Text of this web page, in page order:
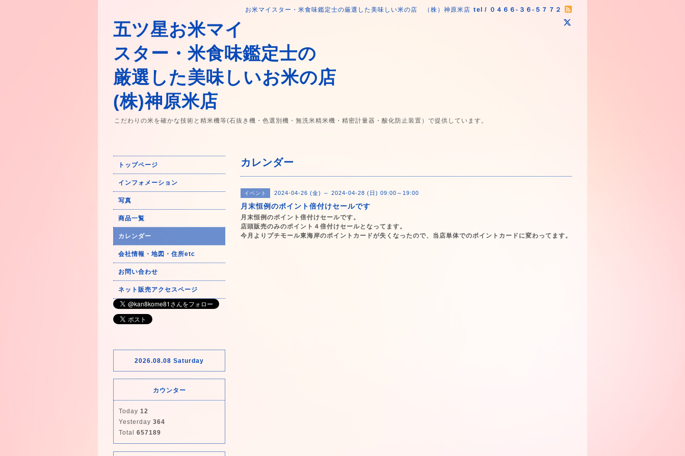
お米マイスター・米食味鑑定士の厳選した美味しい米の店 （株）神原米店 tel / ０４６６-３６-５７７２
五ツ星お米マイ
スター・米食味鑑定士の
厳選した美味しいお米の店
(株)神原米店
こだわりの米を確かな技術と精米機等(石抜き機・色選別機・無洗米精米機・精密計量器・酸化防止装置）で提供しています。
カレンダー
イベント 2024-04-26 (金) ～ 2024-04-28 (日) 09:00～19:00
月末恒例のポイント倍付けセールです
月末恒例のポイント倍付けセールです。
店頭販売のみのポイント４倍付けセールとなってます。
今月よりプチモール東海岸のポイントカードが失くなったので、当店単体でのポイントカードに変わってます。
トップページ
インフォメーション
写真
商品一覧
カレンダー
会社情報・地図・住所etc
お問い合わせ
ネット販売アクセスページ
2026.08.08 Saturday
カウンター
Today 12
Yesterday 364
Total 657189